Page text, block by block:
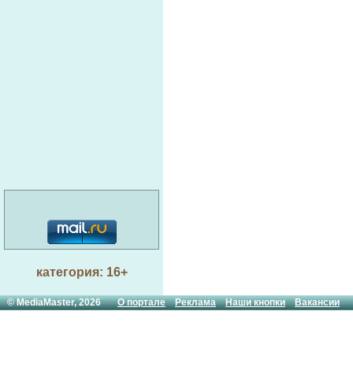
категория: 16+
© MediaMaster, 2026О портале Реклама Наши кнопки Вакансии